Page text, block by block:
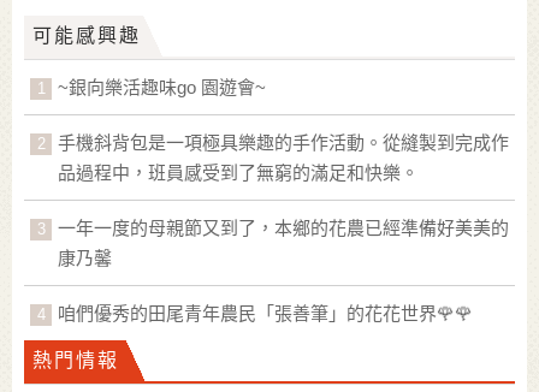
可能感興趣
~銀向樂活趣味go 園遊會~
手機斜背包是一項極具樂趣的手作活動。從縫製到完成作
品過程中，班員感受到了無窮的滿足和快樂。
一年一度的母親節又到了，本鄉的花農已經準備好美美的
康乃馨
咱們優秀的田尾青年農民「張善筆」的花花世界🌹🌹
熱門情報